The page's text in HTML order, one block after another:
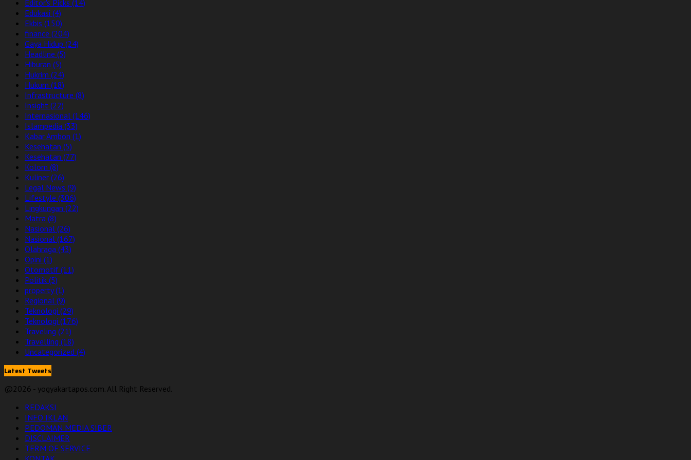
Editor's Picks (14)
Edukasi (4)
Ekbis (150)
finance (204)
Gaya Hidup (24)
Headline (5)
Hiburan (5)
Hukrim (24)
Hukum (18)
Infrastructure (8)
Insight (22)
Internasional (146)
Islampedia (33)
Kabar Ambon (1)
Kesehatan (5)
Kesehatan (77)
Kolom (8)
Kuliner (26)
Legal News (9)
Lifestyle (306)
Lingkungan (22)
Matra (8)
Nasional (26)
Nasional (167)
Olahraga (43)
Opini (1)
Otomotif (11)
Politik (5)
property(1)
Regional (9)
Teknologi (29)
Teknologi (176)
Traveling (21)
Travelling (18)
Uncategorized (4)
Latest Tweets
@2026 - yogyakartapos.com. All Right Reserved.
REDAKSI
INFO IKLAN
PEDOMAN MEDIA SIBER
DISCLAIMER
TERM OF SERVICE